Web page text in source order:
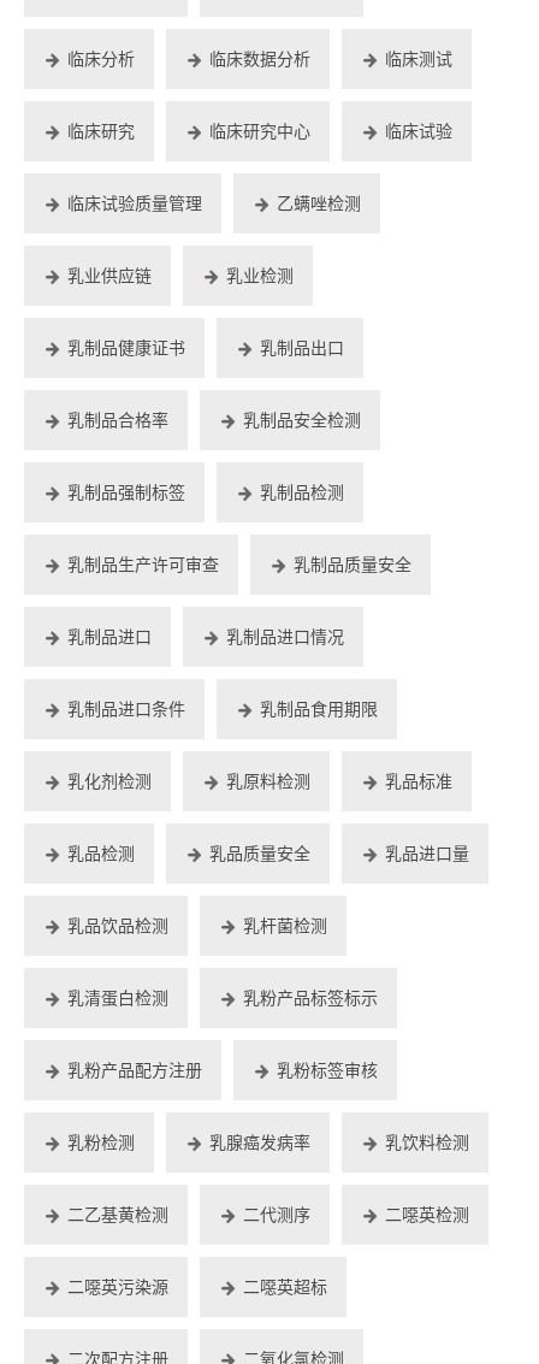
临床分析 临床数据分析 临床测试
临床研究 临床研究中心 临床试验
临床试验质量管理 乙螨唑检测
乳业供应链 乳业检测
乳制品健康证书 乳制品出口
乳制品合格率 乳制品安全检测
乳制品强制标签 乳制品检测
乳制品生产许可审查 乳制品质量安全
乳制品进口 乳制品进口情况
乳制品进口条件 乳制品食用期限
乳化剂检测 乳原料检测 乳品标准
乳品检测 乳品质量安全 乳品进口量
乳品饮品检测 乳杆菌检测
乳清蛋白检测 乳粉产品标签标示
乳粉产品配方注册 乳粉标签审核
乳粉检测 乳腺癌发病率 乳饮料检测
二乙基黄检测 二代测序 二噁英检测
二噁英污染源 二噁英超标
二次配方注册 二氧化氯检测